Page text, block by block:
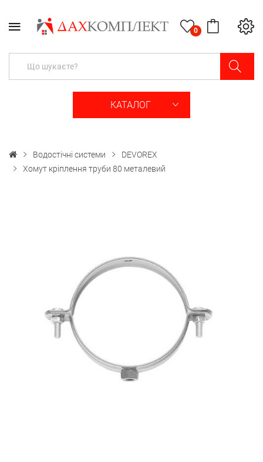
0
КАТАЛОГ
Водостічні системи
DEVOREX
Хомут кріплення труби 80 металевий